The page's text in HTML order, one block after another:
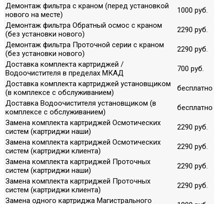
Демонтаж фильтра с краном (перед установкой
нового на месте)
1000 руб.
Демонтаж фильтра Обратный осмос с краном
(без установки нового)
2290 руб.
Демонтаж фильтра Проточной серии с краном
(без установки нового)
2290 руб.
Доставка комплекта картриджей /
Водоочистителя в пределах МКАД
700 руб.
Доставка комплекта картриджей установщиком
(в комплексе с обслуживанием)
бесплатно
Доставка Водоочистителя установщиком (в
комплексе с обслуживанием)
бесплатно
Замена комплекта картриджей Осмотических
систем (картриджи наши)
2290 руб.
Замена комплекта картриджей Осмотических
систем (картриджи клиента)
2290 руб.
Замена комплекта картриджей Проточных
систем (картриджи наши)
2290 руб.
Замена комплекта картриджей Проточных
систем (картриджи клиента)
2290 руб.
Замена одного картриджа Магистрального